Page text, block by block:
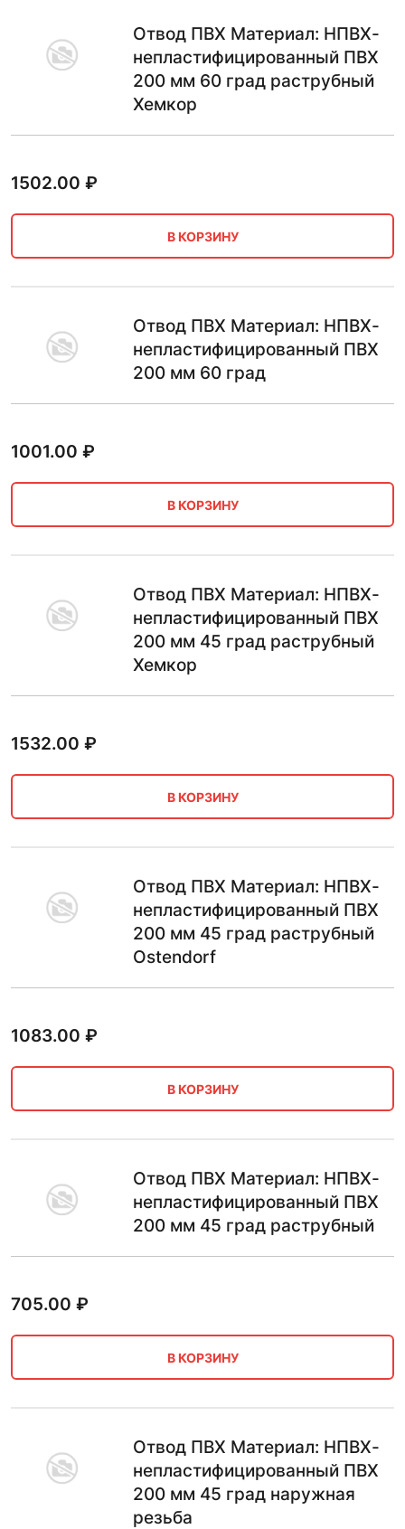
Отвод ПВХ Материал: НПВХ-
непластифицированный ПВХ
200 мм 60 град раструбный
Хемкор
1502.00 ₽
В КОРЗИНУ
Отвод ПВХ Материал: НПВХ-
непластифицированный ПВХ
200 мм 60 град
1001.00 ₽
В КОРЗИНУ
Отвод ПВХ Материал: НПВХ-
непластифицированный ПВХ
200 мм 45 град раструбный
Хемкор
1532.00 ₽
В КОРЗИНУ
Отвод ПВХ Материал: НПВХ-
непластифицированный ПВХ
200 мм 45 град раструбный
Ostendorf
1083.00 ₽
В КОРЗИНУ
Отвод ПВХ Материал: НПВХ-
непластифицированный ПВХ
200 мм 45 град раструбный
705.00 ₽
В КОРЗИНУ
Отвод ПВХ Материал: НПВХ-
непластифицированный ПВХ
200 мм 45 град наружная
резьба